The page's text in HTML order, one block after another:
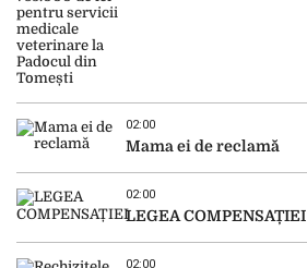
02:00
Mama ei de reclamă
02:00
LEGEA COMPENSAȚIEI
02:00